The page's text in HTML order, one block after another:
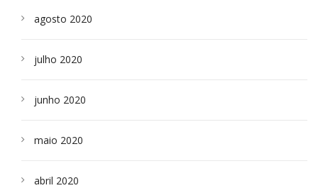
agosto 2020
julho 2020
junho 2020
maio 2020
abril 2020